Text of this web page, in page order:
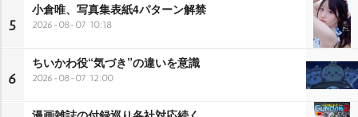
5
小倉唯、写真集表紙4パターン解禁
2026-08-07 10:18
6
ちいかわ役“気づき”の違いを意識
2026-08-07 12:00